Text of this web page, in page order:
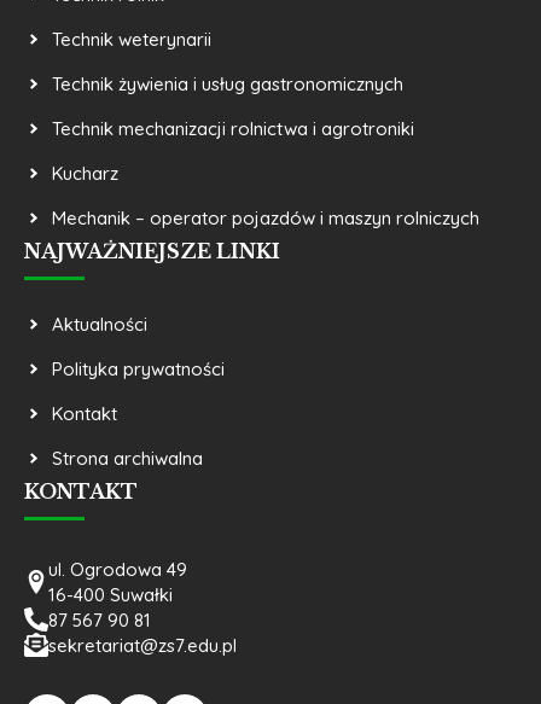
Technik weterynarii
Technik żywienia i usług gastronomicznych
Technik mechanizacji rolnictwa i agrotroniki
Kucharz
Mechanik – operator pojazdów i maszyn rolniczych
NAJWAŻNIEJSZE LINKI
Aktualności
Polityka prywatności
Kontakt
Strona archiwalna
KONTAKT
ul. Ogrodowa 49
16-400 Suwałki
87 567 90 81
sekretariat@zs7.edu.pl